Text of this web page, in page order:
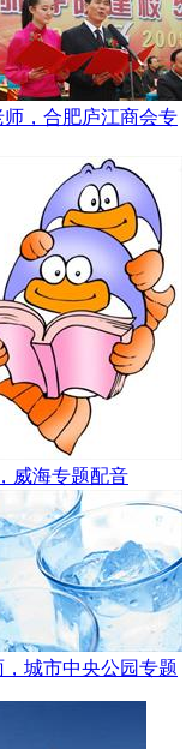
师，合肥庐江商会专
威海专题配音
，城市中央公园专题